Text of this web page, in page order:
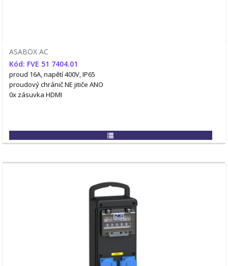
ASABOX AC
Kód: FVE 51 7404.01
proud 16A, napětí 400V, IP65
proudový chránič NE jitiče ANO
0x zásuvka HDMI